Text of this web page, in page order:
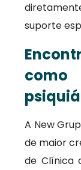
suporte
como
A New
de maior
de Clínica